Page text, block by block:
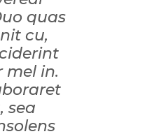
quas
cu,
mel in.
sea